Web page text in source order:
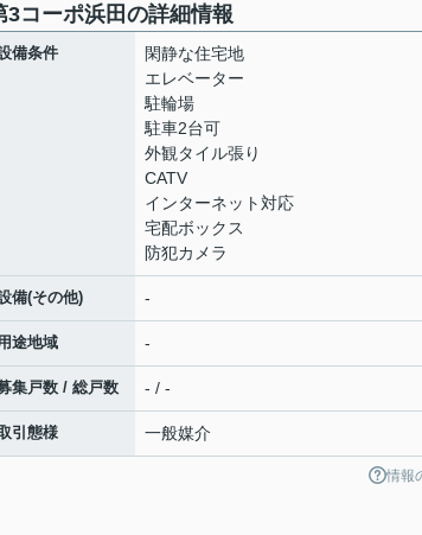
3コーポ浜田の詳細情報
備条件
閑静な住宅地
エレベーター
駐輪場
駐車2台可
外観タイル張り
CATV
インターネット対応
宅配ボックス
防犯カメラ
備(その他) -
途地域 -
集戸数 / 総戸数 - / -
引態様 一般媒介
情報